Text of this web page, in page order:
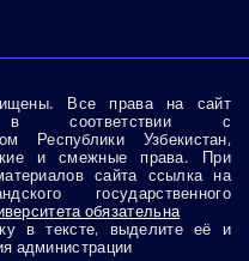
Все права на сайт
в соответствии с
Республики Узбекистан,
и смежные права. При
сайта ссылка на
государственного
обязательна
в тексте, выделите её и
администрации